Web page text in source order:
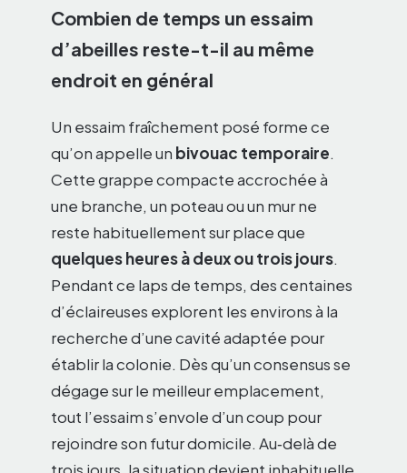
Combien de temps un essaim
d’abeilles reste-t-il au même
endroit en général
Un essaim fraîchement posé forme ce
qu’on appelle un bivouac temporaire.
Cette grappe compacte accrochée à
une branche, un poteau ou un mur ne
reste habituellement sur place que
quelques heures à deux ou trois jours.
Pendant ce laps de temps, des centaines
d’éclaireuses explorent les environs à la
recherche d’une cavité adaptée pour
établir la colonie. Dès qu’un consensus se
dégage sur le meilleur emplacement,
tout l’essaim s’envole d’un coup pour
rejoindre son futur domicile. Au‑delà de
trois jours, la situation devient inhabituelle